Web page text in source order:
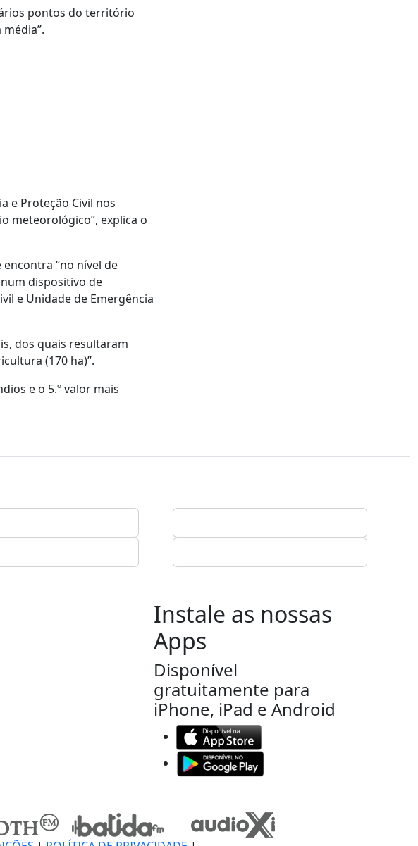
pontos do território
e Proteção Civil nos
meteorológico”, explica o
“no nível de
dispositivo de
e Unidade de Emergência
dos quais resultaram
(170 ha)”.
e o 5.º valor mais
Instale as nossas
Apps
Disponível
gratuitamente para
iPhone, iPad e Android